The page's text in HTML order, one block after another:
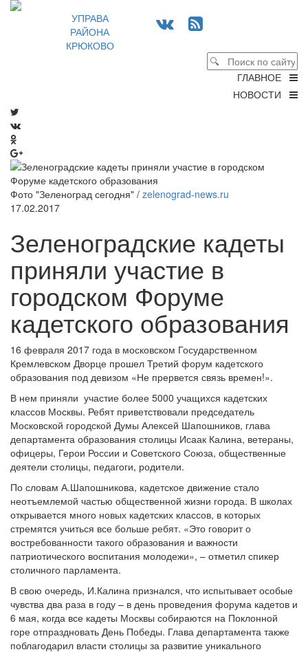
УПРАВА
РАЙОНА
КРЮКОВО
ГЛАВНОЕ
НОВОСТИ
Фото "Зеленоград сегодня" / zelenograd-news.ru
17.02.2017
Зеленоградские кадеты
приняли участие в
городском Форуме
кадетского образования
16 февраля 2017 года в московском Государственном
Кремлевском Дворце прошел Третий форум кадетского
образования под девизом «Не прервется связь времен!».
В нем приняли участие более 5000 учащихся кадетских
классов Москвы. Ребят приветствовали председатель
Московской городской Думы Алексей Шапошников, глава
департамента образования столицы Исаак Калина, ветераны,
офицеры, Герои России и Советского Союза, общественные
деятели столицы, педагоги, родители.
По словам А.Шапошникова, кадетское движение стало
неотъемлемой частью общественной жизни города. В школах
открывается много новых кадетских классов, в которых
стремятся учиться все больше ребят. «Это говорит о
востребованности такого образования и важности
патриотического воспитания молодежи», – отметил спикер
столичного парламента.
В свою очередь, И.Калина признался, что испытывает особые
чувства два раза в году – в день проведения форума кадетов и
6 мая, когда все кадеты Москвы собираются на Поклонной
горе отпраздновать День Победы. Глава департамента также
поблагодарил власти столицы за развитие уникального